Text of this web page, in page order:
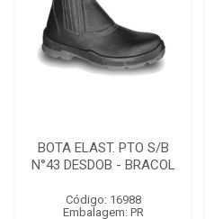
BOTA ELAST. PTO S/B
N°43 DESDOB - BRACOL
Código: 16988
Embalagem: PR